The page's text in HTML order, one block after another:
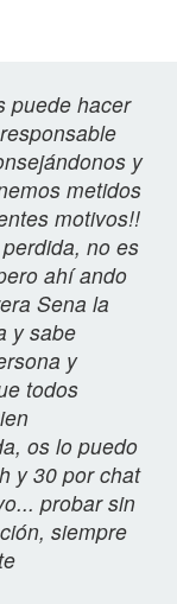
puede hacer
y
metidos
motivos!!
no es
ahí ando
Sena la
y sabe
y
todos
os lo puedo
y 30 por chat
probar sin
siempre